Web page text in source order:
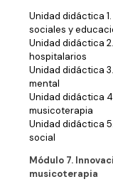
Unidad didáctica
sociales y
Unidad didáctica
hospitalarios
Unidad didáctica
mental
Unidad didáctica
musicoterapia
Unidad didáctica
social
Módulo 7.
musicoterapia